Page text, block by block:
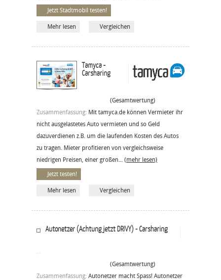
Jetzt Stadtmobil testen!
Mehr lesen Vergleichen
Tamyca -
Carsharing
(Gesamtwertung)
Zusammenfassung: Mit tamyca.de können Vermieter ihr
nicht ausgelastetes Auto vermieten und so Geld
dazuverdienen z.B. um die laufenden Kosten des Autos
zu tragen. Mieter profitieren von vergleichsweise
niedrigen Preisen, einer großen... (mehr lesen)
Jetzt testen!
Mehr lesen Vergleichen
Autonetzer (Achtung jetzt DRIVY) - Carsharing
(Gesamtwertung)
Zusammenfassung: Autonetzer macht Spass! Autonetzer